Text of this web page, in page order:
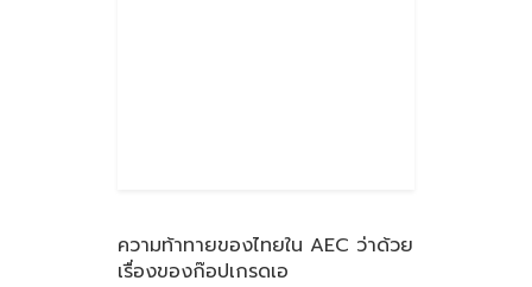
ความท้าทายของไทยใน AEC ว่าด้วย
เรื่องของก๊อปเกรดเอ